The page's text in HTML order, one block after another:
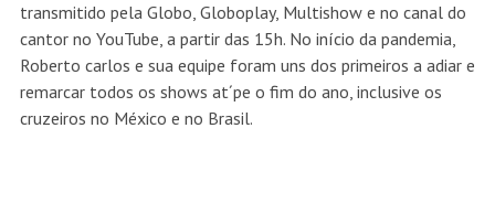
transmitido pela Globo, Globoplay, Multishow e no canal do
cantor no YouTube, a partir das 15h. No início da pandemia,
Roberto carlos e sua equipe foram uns dos primeiros a adiar e
remarcar todos os shows at´pe o fim do ano, inclusive os
cruzeiros no México e no Brasil.